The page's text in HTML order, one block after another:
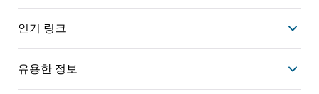
인기 링크
유용한 정보